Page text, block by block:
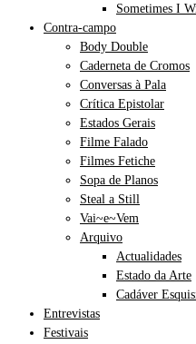
Sometimes I
Contra-campo
Body Double
Caderneta de Cromos
Conversas à Pala
Crítica Epistolar
Estados Gerais
Filme Falado
Filmes Fetiche
Sopa de Planos
Steal a Still
Vai~e~Vem
Arquivo
Actualidades
Estado da Arte
Cadáver
Entrevistas
Festivais